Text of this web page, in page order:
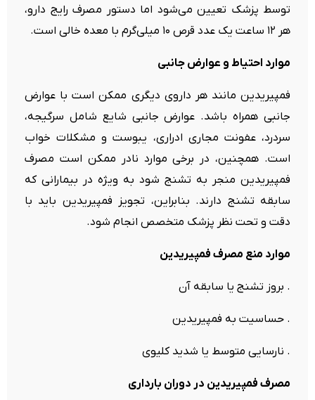
توسط پزشک تعیین می‌شود اما دستور مصرف رایج دارو،
هر ۱۲ ساعت یک عدد قرص ۱۰ میلی‌گرم با معده خالی
است.
موارد احتیاط و عوارض جانبی
فمپیریدین مانند هر داروی دیگری ممکن است با عوارض
جانبی همراه باشد. عوارض جانبی شایع شامل سرگیجه،
سردرد، عفونت مجاری ادراری، یبوست و مشکلات خواب
است. همچنین، در برخی موارد نادر ممکن است مصرف
فمپیریدین منجر به تشنج شود به ویژه در بیمارانی که
سابقه تشنج دارند. بنابراین، تجویز فمپیریدین باید با
دقت و تحت نظر پزشک متخصص انجام شود.
موارد منع مصرف فمپیریدین
. بروز تشنج یا سابقه آن
. حساسیت به فمپیریدین
. نارسایی متوسط یا شدید کلیوی
مصرف فمپیریدین در دوران بارداری